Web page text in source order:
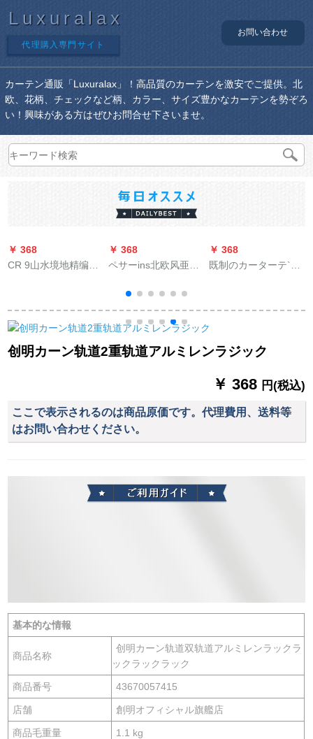
Luxuralax
代理購入専門サイト
お問い合わせ
カーテン通販「Luxuralax」！高品質のカーテンを激安でご提供。北
欧、花柄、チェックなど柄、カラー、サイズ豊かなカーテンを勢ぞろ
い！興味がある方はぜひお問合せ下さいませ。
￥ 368
CR 9山水境地精编纱
ーン挂け式
￥ 368
ペサーins北欧风亜麻
ランダ寝室背景窓饰
レレスカーターテー
テン既製カーターテ
幅2メトル*高さ2.7メ
トルホーク加工
￥ 368
既制のカーターテ`ジ
テ`ン出窓リヴィティ
幅1.5高2.0打穴【一
创明カーン轨道2重轨道アルミレンラジック
￥ 368 円(税込)
ここで表示されるのは商品原価です。代理費用、送料等
はお問い合わせください。
基本的な情報
商品名称
创明カーン轨道双轨道アルミレンラックラ
ックラックラック
商品番号 43670057415
店舗 創明オフィシャル旗艦店
商品毛重量 1.1 kg